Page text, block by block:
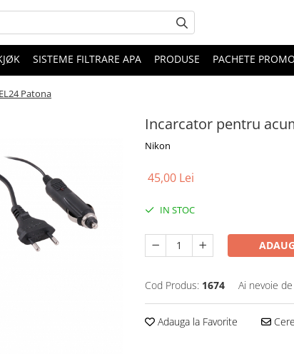
SISTEME FILTRARE APA PRODUSE PACHETE PROMO
Patona
Incarcator pentru
Nikon
45,00 Lei
IN STOC
Cod Produs: 1674 Ai nevoie
Adauga la Favorite